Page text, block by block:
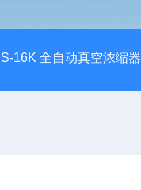
16K 全自动真空浓缩器